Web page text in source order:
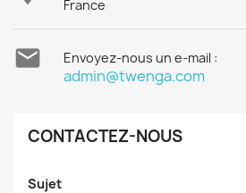
France
 Envoyez-nous un e-mail :
admin@twenga.com
CONTACTEZ-NOUS
Sujet